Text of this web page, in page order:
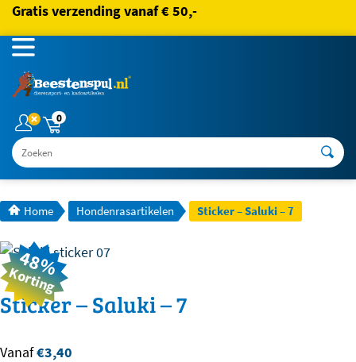
Gratis verzending vanaf € 50,-
0
Zoeken
Home Hondenrasartikelen Sticker – Saluki – 7
48%
Korting
Sticker – Saluki – 7
Vanaf€3,40